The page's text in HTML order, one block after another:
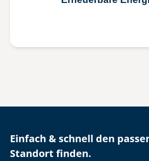
Einfach & schnell den
Standort finden.